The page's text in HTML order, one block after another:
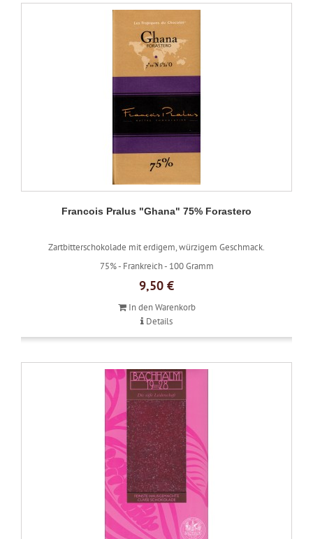
Francois Pralus "Ghana" 75% Forastero
Zartbitterschokolade mit erdigem, würzigem Geschmack.
75% - Frankreich - 100 Gramm
9,50 €
In den Warenkorb
Details